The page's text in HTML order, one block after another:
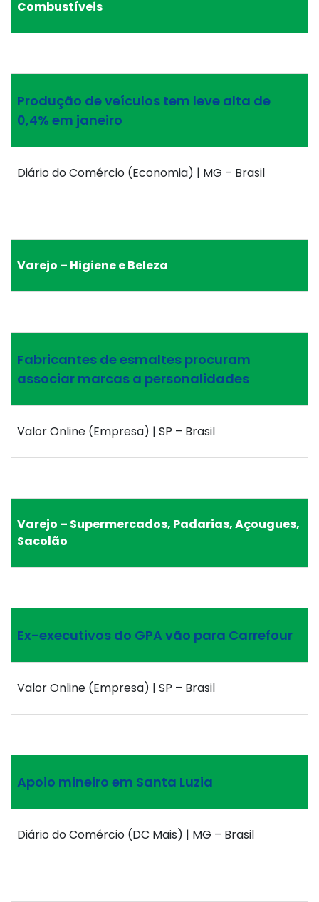
Combustíveis
Produção de veículos tem leve alta de
0,4% em janeiro
Diário do Comércio (Economia) | MG – Brasil
Varejo – Higiene e Beleza
Fabricantes de esmaltes procuram
associar marcas a personalidades
Valor Online (Empresa) | SP – Brasil
Varejo – Supermercados, Padarias, Açougues,
Sacolão
Ex-executivos do GPA vão para Carrefour
Valor Online (Empresa) | SP – Brasil
Apoio mineiro em Santa Luzia
Diário do Comércio (DC Mais) | MG – Brasil